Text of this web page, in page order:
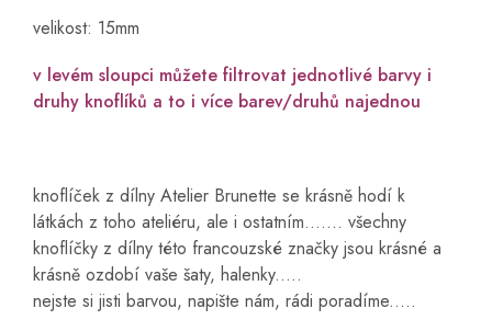
velikost: 15mm
v levém sloupci můžete filtrovat jednotlivé barvy i
druhy knoflíků a to i více barev/druhů najednou
knoflíček z dílny Atelier Brunette se krásně hodí k
látkách z toho ateliéru, ale i ostatním....... všechny
knoflíčky z dílny této francouzské značky jsou krásné a
krásně ozdobí vaše šaty, halenky.....
nejste si jisti barvou, napište nám, rádi poradíme.....